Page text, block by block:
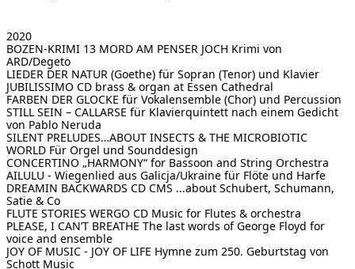
2020
BOZEN-KRIMI 13 MORD AM PENSER JOCH Krimi von
ARD/Degeto
LIEDER DER NATUR (Goethe) für Sopran (Tenor) und Klavier
JUBILISSIMO CD brass & organ at Essen Cathedral
FARBEN DER GLOCKE für Vokalensemble (Chor) und Percussion
STILL SEIN – CALLARSE für Klavierquintett nach einem Gedicht
von Pablo Neruda
SILENT PRELUDES…ABOUT INSECTS & THE MICROBIOTIC
WORLD Für Orgel und Sounddesign
CONCERTINO „HARMONY“ for Bassoon and String Orchestra
AILULU - Wiegenlied aus Galicja/Ukraine für Flöte und Harfe
DREAMIN BACKWARDS CD CMS ...about Schubert, Schumann,
Satie & Co
FLUTE STORIES WERGO CD Music for Flutes & orchestra
PLEASE, I CAN’T BREATHE The last words of George Floyd for
voice and ensemble
JOY OF MUSIC - JOY OF LIFE Hymne zum 250. Geburtstag von
Schott Music